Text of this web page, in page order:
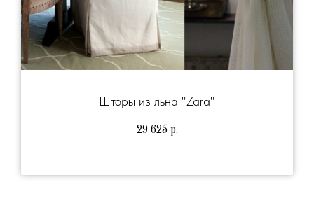
Шторы из льна "Zara"
29 625 р.